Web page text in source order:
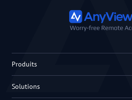
Produits
Solutions